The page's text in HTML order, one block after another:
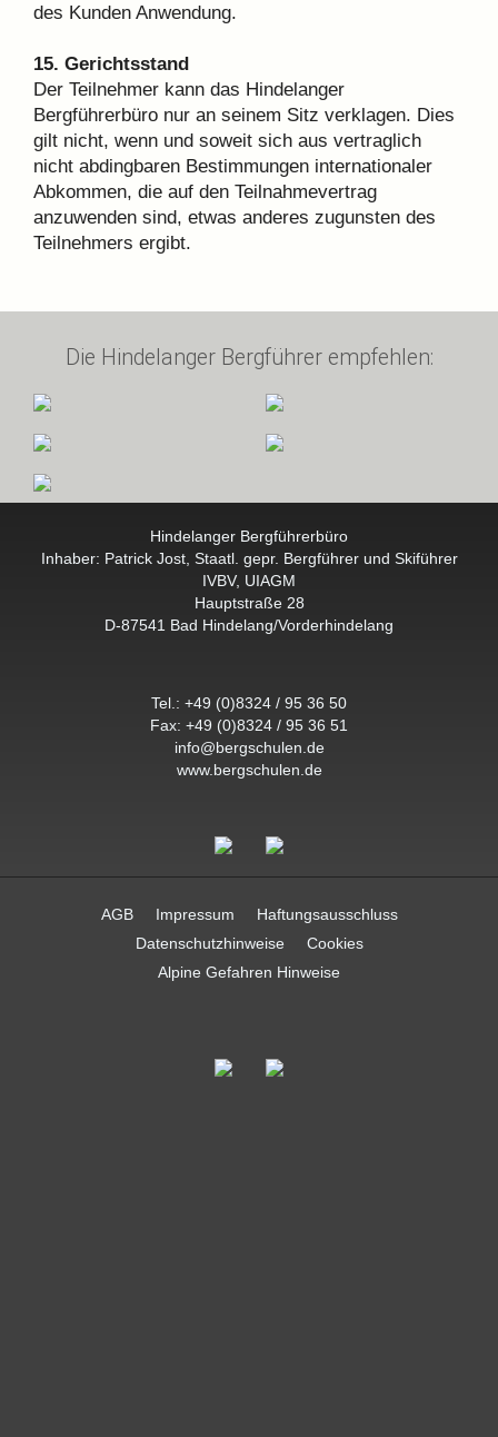
des Kunden Anwendung.
15. Gerichtsstand
Der Teilnehmer kann das Hindelanger
Bergführerbüro nur an seinem Sitz verklagen. Dies
gilt nicht, wenn und soweit sich aus vertraglich
nicht abdingbaren Bestimmungen internationaler
Abkommen, die auf den Teilnahmevertrag
anzuwenden sind, etwas anderes zugunsten des
Teilnehmers ergibt.
Die Hindelanger Bergführer empfehlen:
Hindelanger Bergführerbüro
Inhaber: Patrick Jost, Staatl. gepr. Bergführer und Skiführer
IVBV, UIAGM
Hauptstraße 28
D-87541 Bad Hindelang/Vorderhindelang
Tel.: +49 (0)8324 / 95 36 50
Fax: +49 (0)8324 / 95 36 51
info@bergschulen.de
www.bergschulen.de
AGB Impressum
Haftungsausschluss
Datenschutzhinweise
Cookies
Alpine Gefahren Hinweise